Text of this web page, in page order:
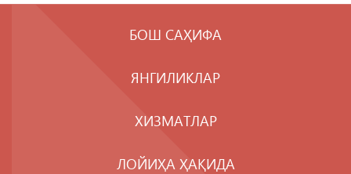
БОШ САҲИФА
ЯНГИЛИКЛАР
ХИЗМАТЛАР
ЛОЙИҲА ҲАҚИДА